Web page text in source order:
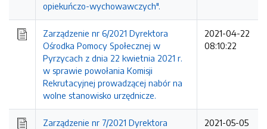
opiekuńczo-wychowawczych".
Zarządzenie nr 6/2021 Dyrektora
Ośrodka Pomocy Społecznej w
Pyrzycach z dnia 22 kwietnia 2021 r.
w sprawie powołania Komisji
Rekrutacyjnej prowadzącej nabór na
wolne stanowisko urzędnicze.
2021-04-22
08:10:22
Zarządzenie nr 7/2021 Dyrektora
2021-05-05